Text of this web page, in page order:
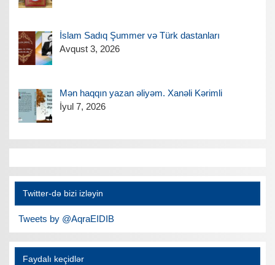
İslam Sadıq Şummer və Türk dastanları
Avqust 3, 2026
Mən haqqın yazan əliyəm. Xanəli Kərimli
İyul 7, 2026
Twitter-də bizi izləyin
Tweets by @AqraEIDIB
Faydalı keçidlər